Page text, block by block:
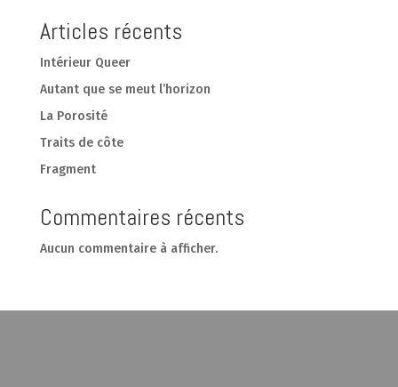
Articles récents
Intérieur Queer
Autant que se meut l’horizon
La Porosité
Traits de côte
Fragment
Commentaires récents
Aucun commentaire à afficher.